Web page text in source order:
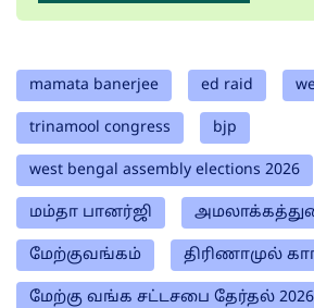
mamata banerjee ed raid
trinamool congress bjp
west bengal assembly elections 2026
மம்தா பானர்ஜி
மேற்குவங்கம் திரிணாமுல்
மேற்கு வங்க சட்டசபை தேர்தல் 2026